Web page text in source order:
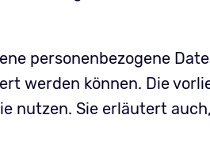
personenbezogene
werden können. Die
nutzen. Sie erläutert